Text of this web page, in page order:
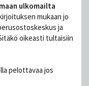
ulkomailta
mukaan jo
ja
oikeasti tultaisiin
pelottavaa jos